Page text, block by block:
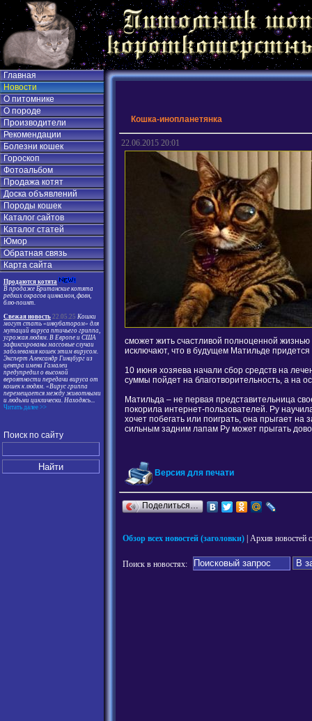
Главная
Новости
О питомнике
О породе
Производители
Рекомендации
Болезни кошек
Гороскоп
Фотоальбом
Продажа котят
Доска объявлений
Породы кошек
Каталог сайтов
Каталог статей
Юмор
Обратная связь
Карта сайта
Продаются котята
В продаже Британские котята
редких окрасов циннамон, фавн,
блю-поинт.
Свежая новость 22.05.25 Кошки
могут стать «инкубатором» для
мутаций вируса птичьего гриппа,
угрожая людям. В Европе и США
зафиксированы массовые случаи
заболевания кошек этим вирусом.
Эксперт Александр Гинцбург из
центра имени Гамалеи
предупредил о высокой
вероятности передачи вируса от
кошек к людям. «Вирус гриппа
перемещается между животными
и людьми циклически. Находясь...
Читать далее >>
Поиск по сайту
Кошка-инопланетянка
22.06.2015 20:01
сможет жить счастливой полноценной
исключают, что в будущем Матильде
10 июня хозяева начали сбор средств на
суммы пойдет на благотворительность, а на
Матильда – не первая представительница
покорила интернет-пользователей. Ру
хочет побегать или поиграть, она прыгает на
сильным задним лапам Ру может прыгать
Версия для печати
Поделиться…
Обзор всех новостей (заголовки) | Архив новостей
Поиск в новостях: